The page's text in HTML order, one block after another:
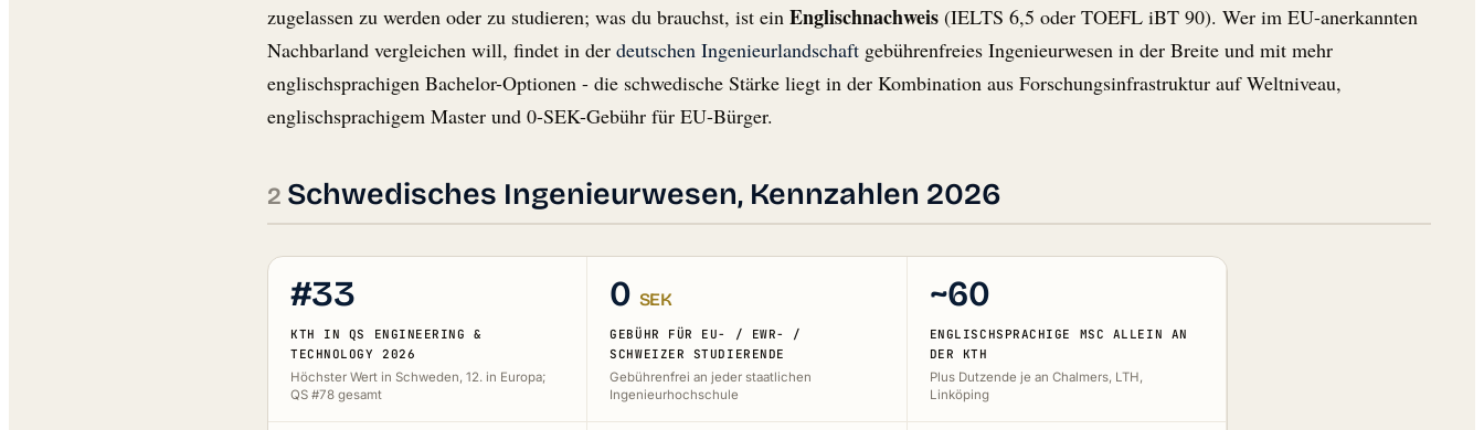
zugelassen zu werden oder zu studieren; was du brauchst, ist ein Englischnachweis (IELTS 6,5 oder TOEFL iBT 90). Wer im EU-anerkannten
Nachbarland vergleichen will, findet in der deutschen Ingenieurlandschaft gebührenfreies Ingenieurwesen in der Breite und mit mehr
englischsprachigen Bachelor-Optionen - die schwedische Stärke liegt in der Kombination aus Forschungsinfrastruktur auf Weltniveau,
englischsprachigem Master und 0-SEK-Gebühr für EU-Bürger.
Schwedisches Ingenieurwesen, Kennzahlen 2026
#33
KTH IN QS ENGINEERING &
TECHNOLOGY 2026
Höchster Wert in Schweden, 12. in Europa;
QS #78 gesamt
0SEK
GEBÜHR FÜR EU- / EWR- /
SCHWEIZER STUDIERENDE
Gebührenfrei an jeder staatlichen
Ingenieurhochschule
~60
ENGLISCHSPRACHIGE MSC ALLEIN AN
DER KTH
Plus Dutzende je an Chalmers, LTH,
Linköping